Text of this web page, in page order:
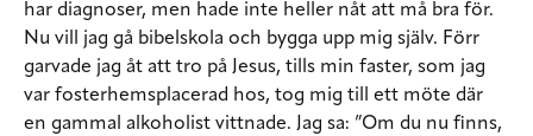
har diagnoser, men hade inte heller nåt att må bra för.
Nu vill jag gå bibelskola och bygga upp mig själv. Förr
garvade jag åt att tro på Jesus, tills min faster, som jag
var fosterhemsplacerad hos, tog mig till ett möte där
en gammal alkoholist vittnade. Jag sa: ”Om du nu finns,